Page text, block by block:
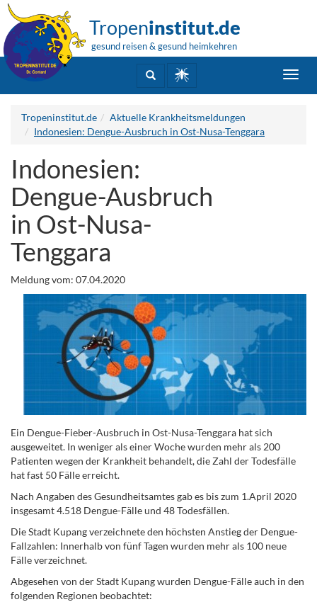
Tropeninstitut.de
gesund reisen & gesund heimkehren
Tropeninstitut.de
Aktuelle Krankheitsmeldungen
Indonesien: Dengue-Ausbruch in Ost-Nusa-Tenggara
Indonesien:
Dengue-Ausbruch
in Ost-Nusa-
Tenggara
Meldung vom: 07.04.2020
Ein Dengue-Fieber-Ausbruch in Ost-Nusa-Tenggara hat sich
ausgeweitet. In weniger als einer Woche wurden mehr als 200
Patienten wegen der Krankheit behandelt, die Zahl der Todesfälle
hat fast 50 Fälle erreicht.
Nach Angaben des Gesundheitsamtes gab es bis zum 1.April 2020
insgesamt 4.518 Dengue-Fälle und 48 Todesfällen.
Die Stadt Kupang verzeichnete den höchsten Anstieg der Dengue-
Fallzahlen: Innerhalb von fünf Tagen wurden mehr als 100 neue
Fälle verzeichnet.
Abgesehen von der Stadt Kupang wurden Dengue-Fälle auch in den
folgenden Regionen beobachtet: